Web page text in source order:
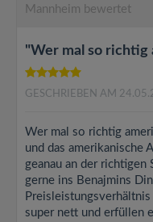
Mannheim bewertet
"Wer mal so richtig
GESCHRIEBEN AM
Wer mal so richtig
und das amerikanische
geanau an der richtigen
gerne ins Benajmins
super nett und erfüllen